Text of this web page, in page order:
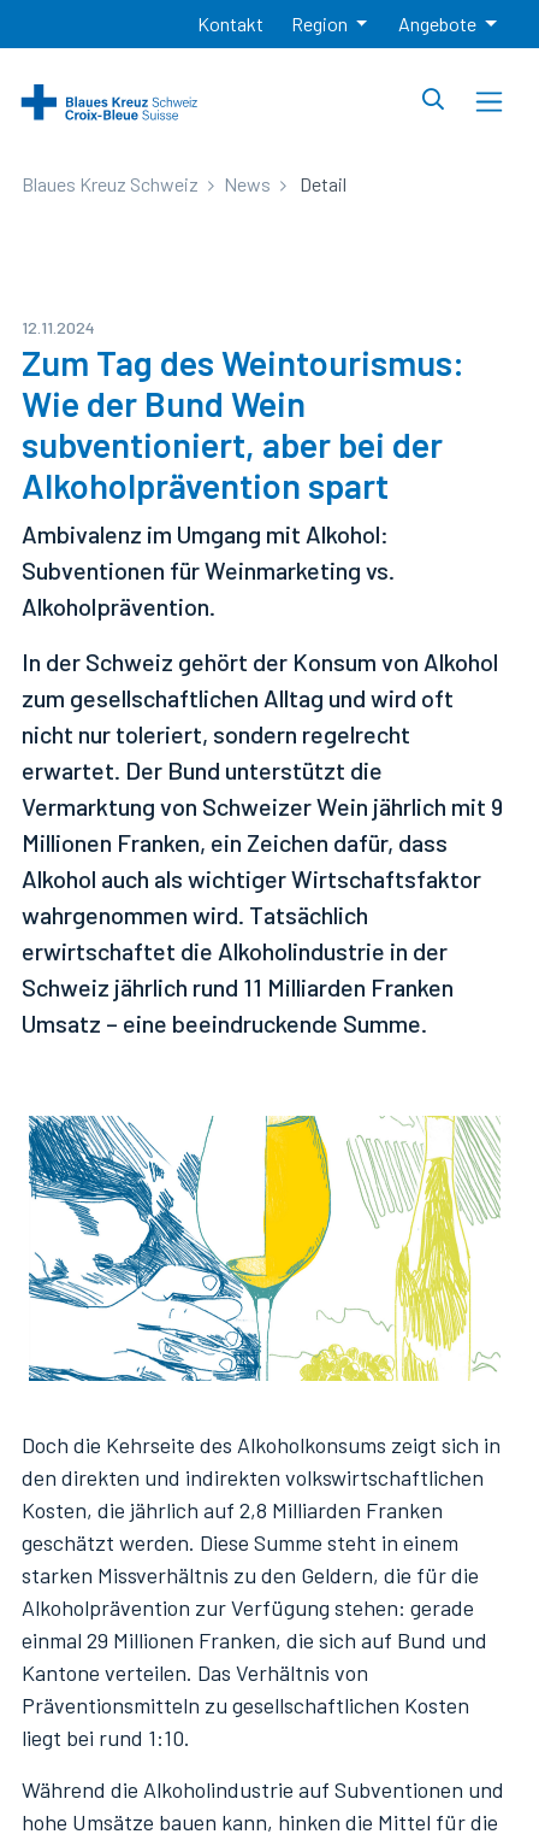
Kontakt Region Angebote
Blaues Kreuz Schweiz News Detail
12.11.2024
Zum Tag des Weintourismus:
Wie der Bund Wein
subventioniert, aber bei der
Alkoholprävention spart
Ambivalenz im Umgang mit Alkohol:
Subventionen für Weinmarketing vs.
Alkoholprävention.
In der Schweiz gehört der Konsum von Alkohol
zum gesellschaftlichen Alltag und wird oft
nicht nur toleriert, sondern regelrecht
erwartet. Der Bund unterstützt die
Vermarktung von Schweizer Wein jährlich mit 9
Millionen Franken, ein Zeichen dafür, dass
Alkohol auch als wichtiger Wirtschaftsfaktor
wahrgenommen wird. Tatsächlich
erwirtschaftet die Alkoholindustrie in der
Schweiz jährlich rund 11 Milliarden Franken
Umsatz – eine beeindruckende Summe.
Doch die Kehrseite des Alkoholkonsums zeigt sich in
den direkten und indirekten volkswirtschaftlichen
Kosten, die jährlich auf 2,8 Milliarden Franken
geschätzt werden. Diese Summe steht in einem
starken Missverhältnis zu den Geldern, die für die
Alkoholprävention zur Verfügung stehen: gerade
einmal 29 Millionen Franken, die sich auf Bund und
Kantone verteilen. Das Verhältnis von
Präventionsmitteln zu gesellschaftlichen Kosten
liegt bei rund 1:10.
Während die Alkoholindustrie auf Subventionen und
hohe Umsätze bauen kann, hinken die Mittel für die